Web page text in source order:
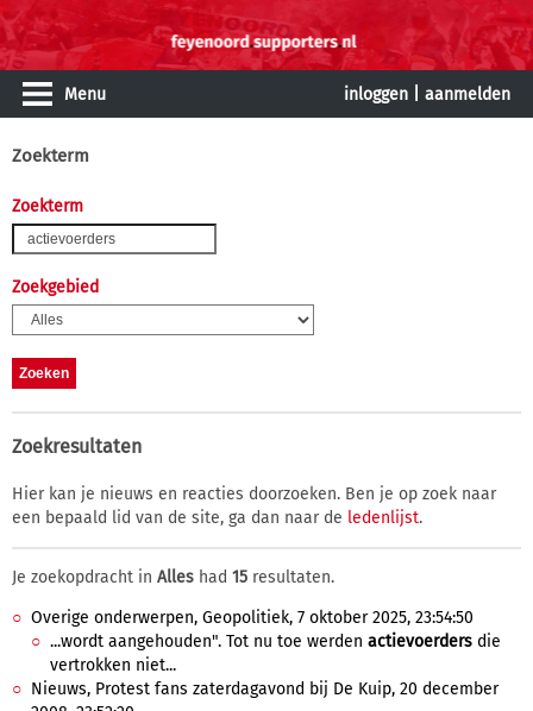
Menu inloggen aanmelden
Zoekterm
Zoekterm
Zoekgebied
Zoekresultaten
Hier kan je nieuws en reacties doorzoeken. Ben je op zoek naar
een bepaald lid van de site, ga dan naar de ledenlijst.
Je zoekopdracht in Alles had 15 resultaten.
Overige onderwerpen, Geopolitiek, 7 oktober 2025, 23:54:50
...wordt aangehouden". Tot nu toe werden actievoerders die
vertrokken niet...
Nieuws, Protest fans zaterdagavond bij De Kuip, 20 december